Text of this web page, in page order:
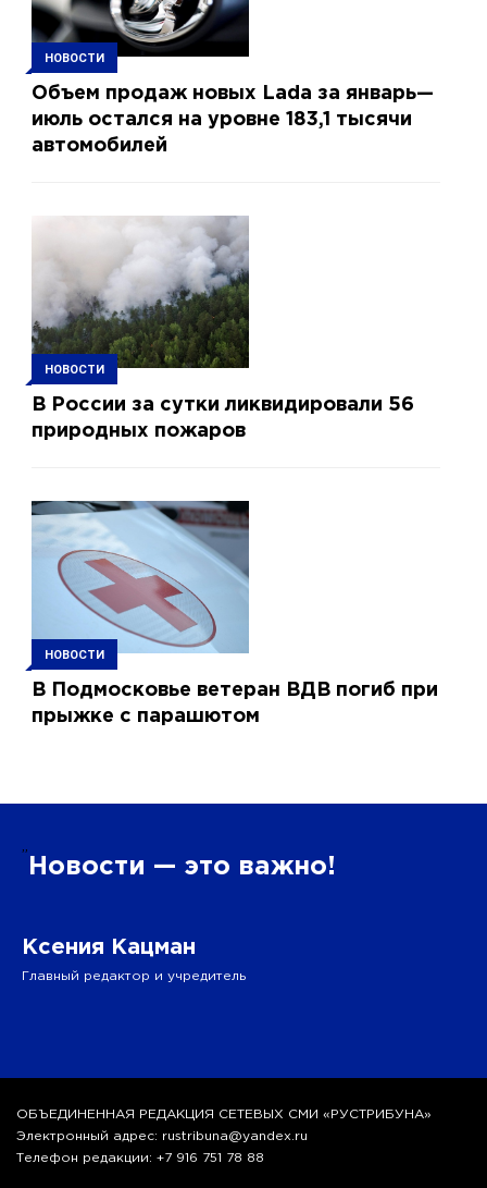
НОВОСТИ
Объем продаж новых Lada за январь—
июль остался на уровне 183,1 тысячи
автомобилей
НОВОСТИ
В России за сутки ликвидировали 56
природных пожаров
НОВОСТИ
В Подмосковье ветеран ВДВ погиб при
прыжке с парашютом
” Новости — это важно!
Ксения Кацман
Главный редактор и учредитель
ОБЪЕДИНЕННАЯ РЕДАКЦИЯ СЕТЕВЫХ СМИ «РУСТРИБУНА»
Электронный адрес: rustribuna@yandex.ru
Телефон редакции: +7 916 751 78 88